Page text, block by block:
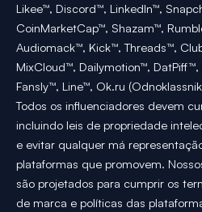
Likee™, Discord™, LinkedIn™,
CoinMarketCap™, Shazam™,
Audiomack™, Kick™, Threads™,
MixCloud™, Dailymotion™,
Fansly™, Line™, Ok.ru
Todos os influenciadores devem
incluindo leis de propriedade
e evitar qualquer má
plataformas que promovem.
são projetados para cumprir os
de marca e políticas das